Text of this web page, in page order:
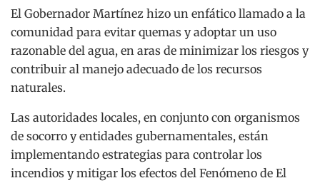
El Gobernador Martínez hizo un enfático llamado a la
comunidad para evitar quemas y adoptar un uso
razonable del agua, en aras de minimizar los riesgos y
contribuir al manejo adecuado de los recursos
naturales.
Las autoridades locales, en conjunto con organismos
de socorro y entidades gubernamentales, están
implementando estrategias para controlar los
incendios y mitigar los efectos del Fenómeno de El